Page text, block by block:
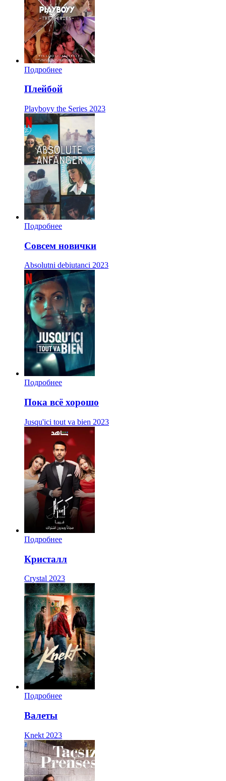
Подробнее
Плейбой
Playboyy the Series 2023
Подробнее
Совсем новички
Absolutni debiutanci 2023
Подробнее
Пока всё хорошо
Jusqu'ici tout va bien 2023
Подробнее
Кристалл
Crystal 2023
Подробнее
Валеты
Knekt 2023